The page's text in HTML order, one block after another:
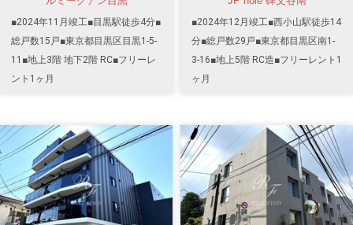
■2024年11月竣工■目黒駅徒歩4分■
総戸数15戸■東京都目黒区目黒1-5-
11■地上3階 地下2階 RC■フリーレ
ント1ヶ月
■2024年12月竣工■西小山駅徒歩14
分■総戸数29戸■東京都目黒区南1-
3-16■地上5階 RC造■フリーレント1
ヶ月